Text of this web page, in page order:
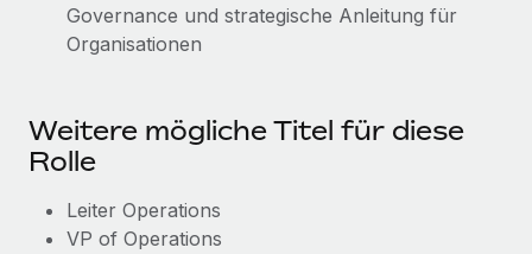
Governance und strategische Anleitung für
Organisationen
Weitere mögliche Titel für diese
Rolle
Leiter Operations
VP of Operations